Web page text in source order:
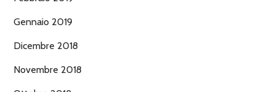
Gennaio 2019
Dicembre 2018
Novembre 2018